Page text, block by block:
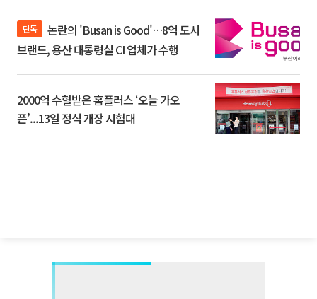
단독
브랜드, 용산 대통령실 CI 업체가 수행
2000억 수혈받은 홈플러스 ‘오늘 가오
픈’...13일 정식 개장 시험대